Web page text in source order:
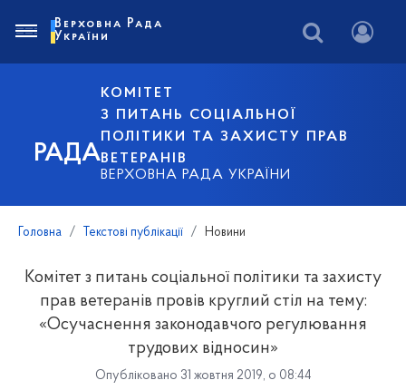
РАДА
КОМІТЕТ
З ПИТАНЬ СОЦІАЛЬНОЇ
ПОЛІТИКИ ТА ЗАХИСТУ ПРАВ
ВЕТЕРАНІВ
ВЕРХОВНА РАДА УКРАЇНИ
Верховна Рада
України
Головна Текстові публікації Новини
Комітет з питань соціальної політики та захисту
прав ветеранів провів круглий стіл на тему:
«Осучаснення законодавчого регулювання
трудових відносин»
Опубліковано 31 жовтня 2019, о 08:44